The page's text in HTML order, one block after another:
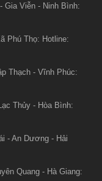
Gia Viễn - Ninh Bình:
Phú Thọ: Hotline:
Thạch - Vĩnh Phúc:
Thủy - Hòa Bình:
- An Dương - Hải
Quang - Hà Giang: